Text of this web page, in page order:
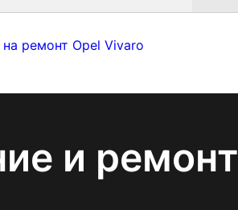
ремонт Opel Vivaro
и ремонт